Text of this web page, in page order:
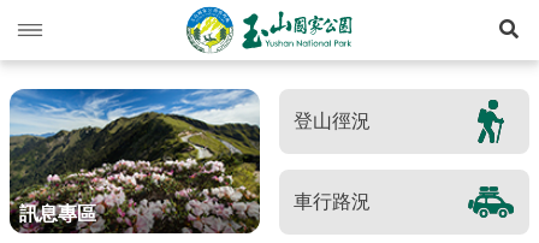
新聞快訊
活動列車
旅遊導引
旅遊須知
登山資訊
訊息專區
登山徑況
車行路況